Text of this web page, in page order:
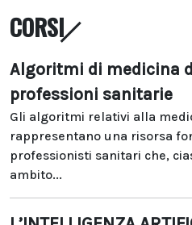
CORSI
Algoritmi di medicina
professioni sanitarie
Gli algoritmi relativi alla
rappresentano una risorsa
professionisti sanitari che,
ambito...